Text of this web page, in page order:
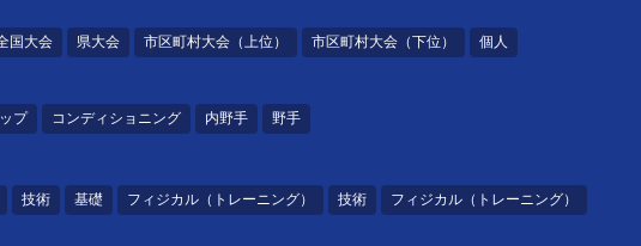
国大会 県大会 市区町村大会（上位） 市区町村大会（下位） 個人
プ コンディショニング 内野手 野手
技術 基礎 フィジカル（トレーニング） 技術 フィジカル（トレーニング）